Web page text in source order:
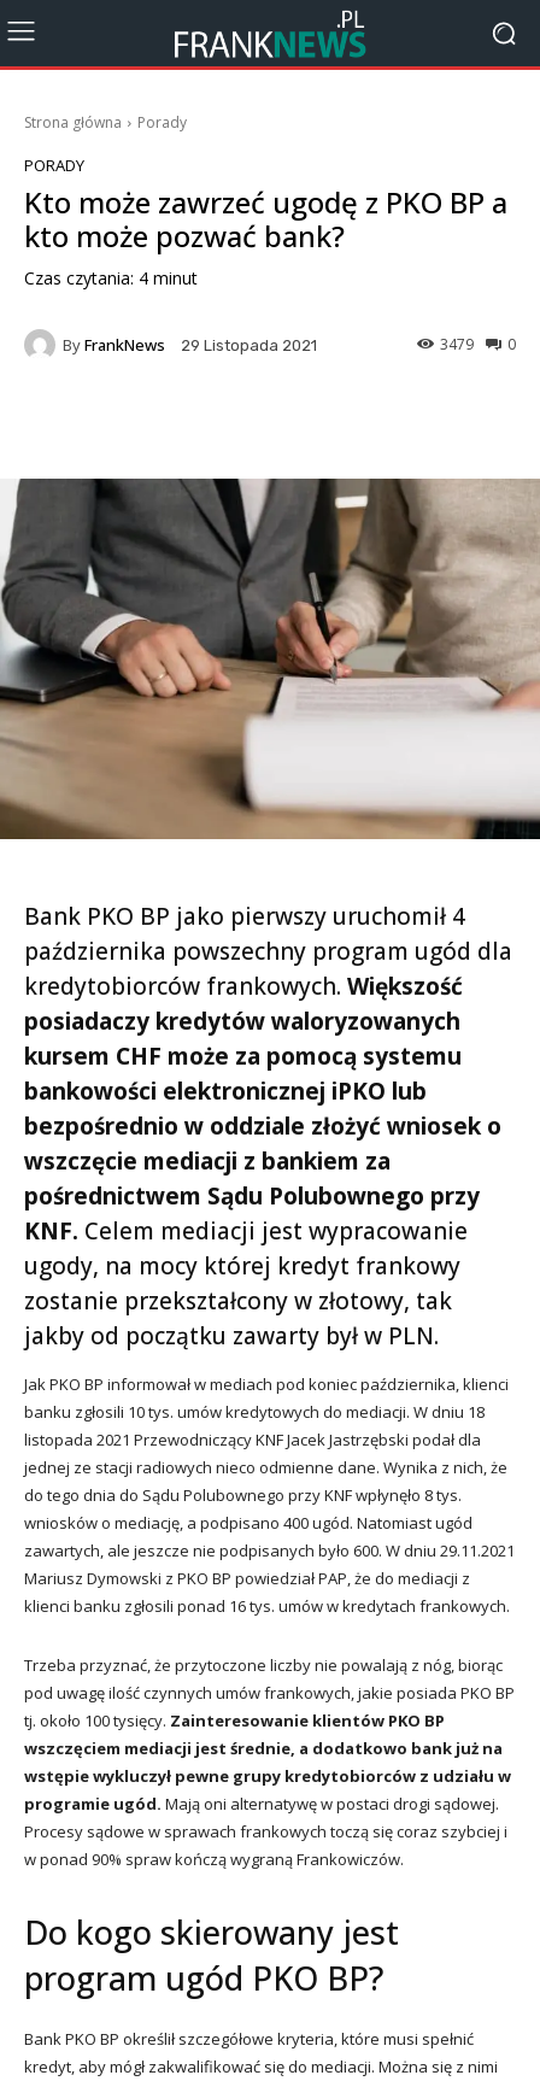
Strona główna Porady
PORADY
Kto może zawrzeć ugodę z PKO BP a
kto może pozwać bank?
Czas czytania: 4 minut
ByFrankNews 29 Listopada 2021 0
3479
Bank PKO BP jako pierwszy uruchomił 4
października powszechny program ugód dla
kredytobiorców frankowych. Większość
posiadaczy kredytów waloryzowanych
kursem CHF może za pomocą systemu
bankowości elektronicznej iPKO lub
bezpośrednio w oddziale złożyć wniosek o
wszczęcie mediacji z bankiem za
pośrednictwem Sądu Polubownego przy
KNF. Celem mediacji jest wypracowanie
ugody, na mocy której kredyt frankowy
zostanie przekształcony w złotowy, tak
jakby od początku zawarty był w PLN.
Jak PKO BP informował w mediach pod koniec października, klienci
banku zgłosili 10 tys. umów kredytowych do mediacji. W dniu 18
listopada 2021 Przewodniczący KNF Jacek Jastrzębski podał dla
jednej ze stacji radiowych nieco odmienne dane. Wynika z nich, że
do tego dnia do Sądu Polubownego przy KNF wpłynęło 8 tys.
wniosków o mediację, a podpisano 400 ugód. Natomiast ugód
zawartych, ale jeszcze nie podpisanych było 600. W dniu 29.11.2021
Mariusz Dymowski z PKO BP powiedział PAP, że do mediacji z
klienci banku zgłosili ponad 16 tys. umów w kredytach frankowych.
Trzeba przyznać, że przytoczone liczby nie powalają z nóg, biorąc
pod uwagę ilość czynnych umów frankowych, jakie posiada PKO BP
tj. około 100 tysięcy. Zainteresowanie klientów PKO BP
wszczęciem mediacji jest średnie, a dodatkowo bank już na
wstępie wykluczył pewne grupy kredytobiorców z udziału w
programie ugód. Mają oni alternatywę w postaci drogi sądowej.
Procesy sądowe w sprawach frankowych toczą się coraz szybciej i
w ponad 90% spraw kończą wygraną Frankowiczów.
Do kogo skierowany jest
program ugód PKO BP?
Bank PKO BP określił szczegółowe kryteria, które musi spełnić
kredyt, aby mógł zakwalifikować się do mediacji. Można się z nimi